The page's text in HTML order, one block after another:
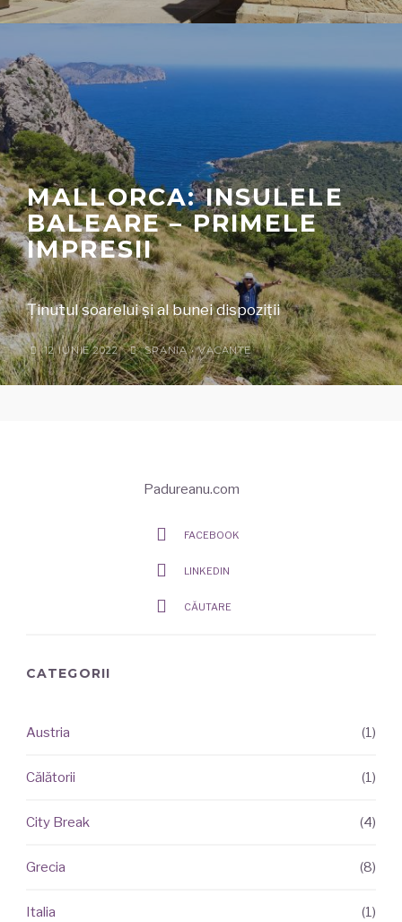
MALLORCA: INSULELE
BALEARE – PRIMELE
IMPRESII
Ținutul soarelui și al bunei dispoziții
12 IUNIE 2022 SPANIA•VACANȚE
Padureanu.com
FACEBOOK
LINKEDIN
CĂUTARE
CATEGORII
Austria (1)
Călătorii (1)
City Break (4)
Grecia (8)
Italia (1)
ARTICOLE